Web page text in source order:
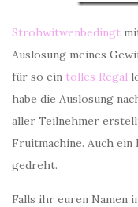
Strohwitwenbedingt
Auslosung meines
für so ein tolles Regal
habe die Auslosung
aller Teilnehmer
Fruitmachine. Auch
gedreht.
Falls ihr euren Namen